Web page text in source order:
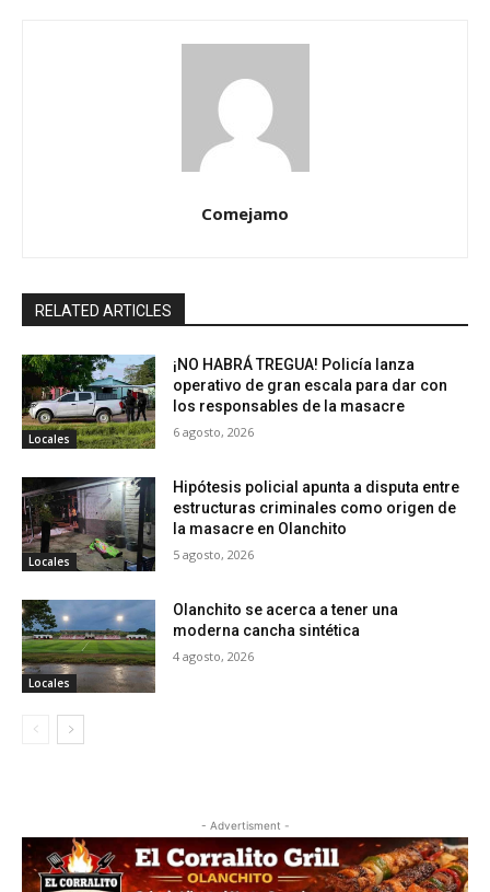
Comejamo
RELATED ARTICLES
Locales
¡NO HABRÁ TREGUA! Policía lanza
operativo de gran escala para dar con
los responsables de la masacre
6 agosto, 2026
Locales
Hipótesis policial apunta a disputa entre
estructuras criminales como origen de
la masacre en Olanchito
5 agosto, 2026
Locales
Olanchito se acerca a tener una
moderna cancha sintética
4 agosto, 2026
- Advertisment -